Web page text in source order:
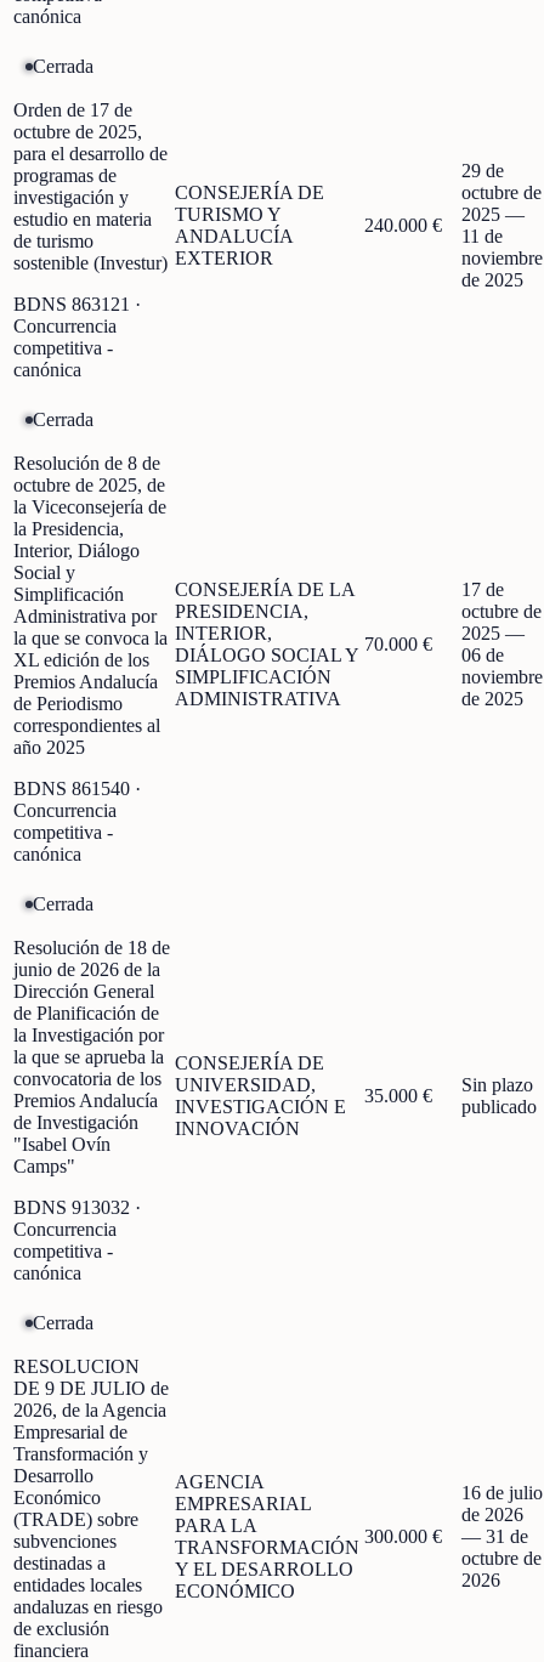
canónica
Cerrada
Orden de 17 de
octubre de 2025,
para el desarrollo de
programas de
investigación y
estudio en materia
de turismo
sostenible (Investur)
BDNS 863121 ·
Concurrencia
competitiva -
canónica
CONSEJERÍA DE
TURISMO Y
ANDALUCÍA
EXTERIOR
240.000 €
29 de
octubre de
2025 —
11 de
noviembre
de 2025
Cerrada
Resolución de 8 de
octubre de 2025, de
la Viceconsejería de
la Presidencia,
Interior, Diálogo
Social y
Simplificación
Administrativa por
la que se convoca la
XL edición de los
Premios Andalucía
de Periodismo
correspondientes al
año 2025
BDNS 861540 ·
Concurrencia
competitiva -
canónica
CONSEJERÍA DE LA
PRESIDENCIA,
INTERIOR,
DIÁLOGO SOCIAL Y
SIMPLIFICACIÓN
ADMINISTRATIVA
70.000 €
17 de
octubre de
2025 —
06 de
noviembre
de 2025
Cerrada
Resolución de 18 de
junio de 2026 de la
Dirección General
de Planificación de
la Investigación por
la que se aprueba la
convocatoria de los
Premios Andalucía
de Investigación
"Isabel Ovín
Camps"
BDNS 913032 ·
Concurrencia
competitiva -
canónica
CONSEJERÍA DE
UNIVERSIDAD,
INVESTIGACIÓN E
INNOVACIÓN
35.000 €
Sin plazo
publicado
Cerrada
RESOLUCION
DE 9 DE JULIO de
2026, de la Agencia
Empresarial de
Transformación y
Desarrollo
Económico
(TRADE) sobre
subvenciones
destinadas a
entidades locales
andaluzas en riesgo
de exclusión
financiera
AGENCIA
EMPRESARIAL
PARA LA
TRANSFORMACIÓN
Y EL DESARROLLO
ECONÓMICO
300.000 €
16 de julio
de 2026
— 31 de
octubre de
2026